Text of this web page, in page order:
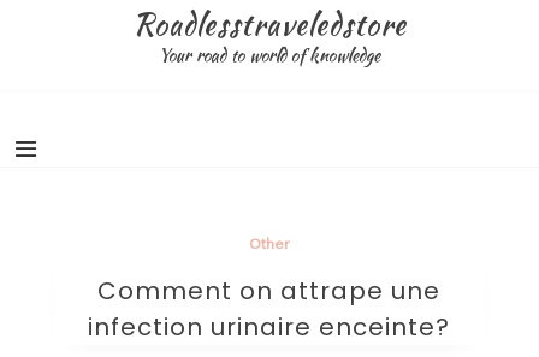
Roadlesstraveledstore
Your road to world of knowledge
Other
Comment on attrape une
infection urinaire enceinte?